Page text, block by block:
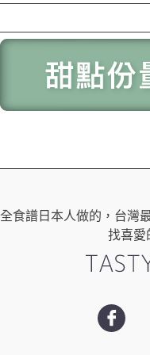
全食譜日本人做的，台灣
找喜愛